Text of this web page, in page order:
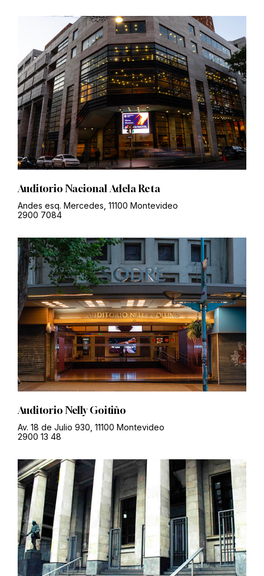
Auditorio Nacional Adela Reta
Andes esq. Mercedes, 11100 Montevideo
2900 7084
Auditorio Nelly Goitiño
Av. 18 de Julio 930, 11100 Montevideo
2900 13 48